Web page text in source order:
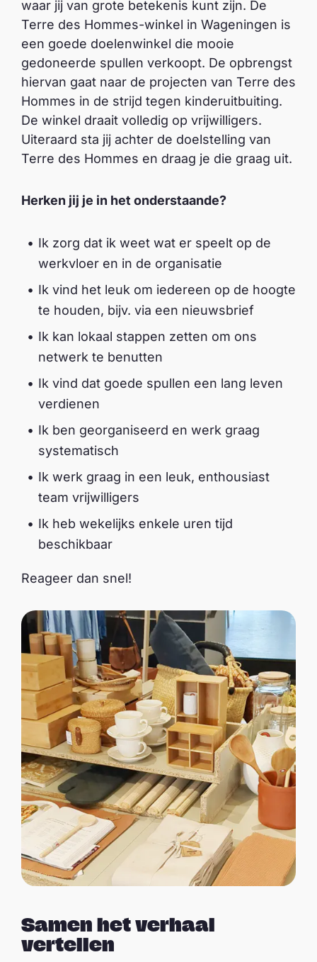
waar jij van grote betekenis kunt zijn. De
Terre des Hommes-winkel in Wageningen is
een goede doelenwinkel die mooie
gedoneerde spullen verkoopt. De opbrengst
hiervan gaat naar de projecten van Terre des
Hommes in de strijd tegen kinderuitbuiting.
De winkel draait volledig op vrijwilligers.
Uiteraard sta jij achter de doelstelling van
Terre des Hommes en draag je die graag uit.
Herken jij je in het onderstaande?
Ik zorg dat ik weet wat er speelt op de
werkvloer en in de organisatie
Ik vind het leuk om iedereen op de hoogte
te houden, bijv. via een nieuwsbrief
Ik kan lokaal stappen zetten om ons
netwerk te benutten
Ik vind dat goede spullen een lang leven
verdienen
Ik ben georganiseerd en werk graag
systematisch
Ik werk graag in een leuk, enthousiast
team vrijwilligers
Ik heb wekelijks enkele uren tijd
beschikbaar
Reageer dan snel!
Samen het verhaal
vertellen